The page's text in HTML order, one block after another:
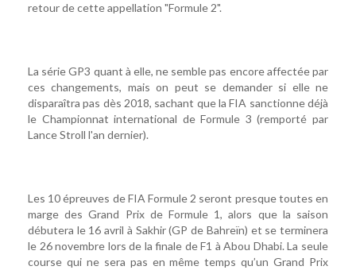
retour de cette appellation "Formule 2".
La série GP3 quant à elle, ne semble pas encore affectée par
ces changements, mais on peut se demander si elle ne
disparaîtra pas dès 2018, sachant que la FIA sanctionne déjà
le Championnat international de Formule 3 (remporté par
Lance Stroll l'an dernier).
Les 10 épreuves de FIA Formule 2 seront presque toutes en
marge des Grand Prix de Formule 1, alors que la saison
débutera le 16 avril à Sakhir (GP de Bahreïn) et se terminera
le 26 novembre lors de la finale de F1 à Abou Dhabi. La seule
course qui ne sera pas en même temps qu’un Grand Prix